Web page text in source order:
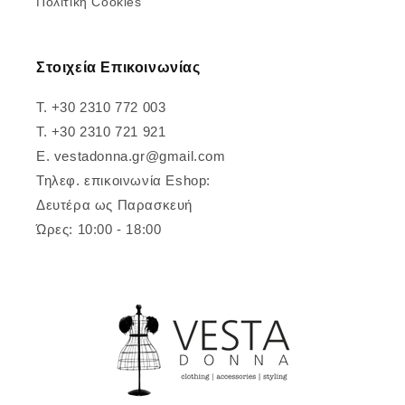
Στοιχεία Επικοινωνίας
T. +30 2310 772 003
T. +30 2310 721 921
E. vestadonna.gr@gmail.com
Τηλεφ. επικοινωνία Eshop:
Δευτέρα ως Παρασκευή
Ώρες: 10:00 - 18:00